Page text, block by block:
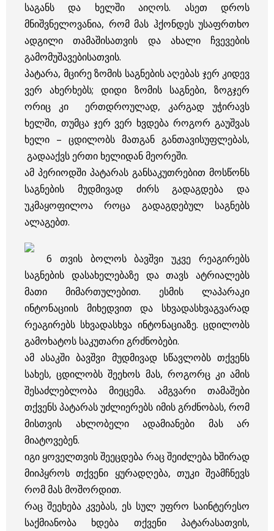
საგანს და ხელში აიღოს. ასეთ დროს
მნიშვნელოვანია, რომ მას ჰქონდეს უსაფრთხო
ადგილი თამაშისათვის და ახალი ჩვევების
გამომუშავებისათვის.
პატარა, მცირე ზომის საგნების აღებას ჯერ კიდევ
ვერ ახერხებს; დიდი ზომის საგნები, ზოგჯერ
ორიც კი ერთდროულად, კარგად უჭირავს
ხელში, თუმცა ჯერ ვერ ხვდება როგორ გაუშვას
ხელი – ცდილობს მათგან განთავისუფლებას,
გადააქვს ერთი ხელიდან მეორეში.
ამ პერიოდში პატარას განსაკუთრებით მოსწონს
საგნების მუდმივად ძირს გადაგდება და
უკმაყოფილოა როცა გადაგდებულ საგნებს
ალაგებთ.
6 თვის ბოლოს ბავშვი უკვე რეაგირებს
საგნების დასახელებაზე და თავს ატრიალებს
მათი მიმართულებით. ესმის ლაპარაკი
ინტონაციის მიხედვით და სხვადასხვაგვარად
რეაგირებს სხვადასხვა ინტონაციაზე. ცდილობს
გამოხატოს საკუთარი გრძნობები.
ამ ასაკში ბავშვი მუდმივად სწავლობს თქვენს
სახეს, ცდილობს შეეხოს მას, როგორც კი ამის
შესაძლებლობა მიეცემა. ამგვარი თამაშები
თქვენს პატარას უძლიერებს იმის გრძნობას, რომ
მისთვის ახლობელი ადამიანები მას არ
მიატოვებენ.
იგი ყოველთვის შეეცდება რაც შეიძლება ხშირად
მიიპყროს თქვენი ყურადღება, თუკი შეამჩნევს
რომ მას მოშორდით.
რაც შეეხება კვებას, ეს სულ უფრო საინტერესო
საქმიანობა ხდება თქვენი პატარასათვის,